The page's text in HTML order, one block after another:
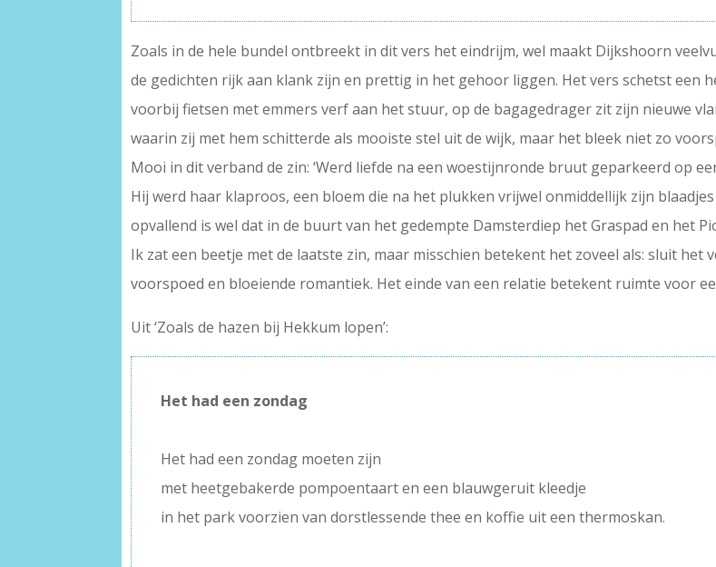
Zoals in de hele bundel ontbreekt in dit vers het eindrijm, wel maakt Dijkshoorn
de gedichten rijk aan klank zijn en prettig in het gehoor liggen. Het vers schetst een
voorbij fietsen met emmers verf aan het stuur, op de bagagedrager zit zijn nieuwe
waarin zij met hem schitterde als mooiste stel uit de wijk, maar het bleek niet zo
Mooi in dit verband de zin: ‘Werd liefde na een woestijnronde bruut geparkeerd op
Hij werd haar klaproos, een bloem die na het plukken vrijwel onmiddellijk zijn
opvallend is wel dat in de buurt van het gedempte Damsterdiep het Graspad en het
Ik zat een beetje met de laatste zin, maar misschien betekent het zoveel als: sluit het
voorspoed en bloeiende romantiek. Het einde van een relatie betekent ruimte voor
Uit ‘Zoals de hazen bij Hekkum lopen’:
Het had een zondag
Het had een zondag moeten zijn
met heetgebakerde pompoentaart en een blauwgeruit kleedje
in het park voorzien van dorstlessende thee en koffie uit een thermoskan.